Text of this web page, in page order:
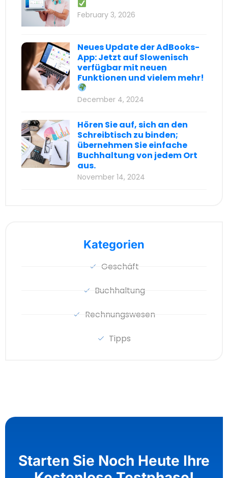
February 3, 2026
Neues Update der AdBooks-
App: Jetzt auf Slowenisch
verfügbar mit neuen
Funktionen und vielem mehr!
December 4, 2024
Hören Sie auf, sich an den
Schreibtisch zu binden;
übernehmen Sie einfache
Buchhaltung von jedem Ort
aus.
November 14, 2024
Kategorien
Geschäft
Buchhaltung
Rechnungswesen
Tipps
Starten Sie Noch Heute Ihre